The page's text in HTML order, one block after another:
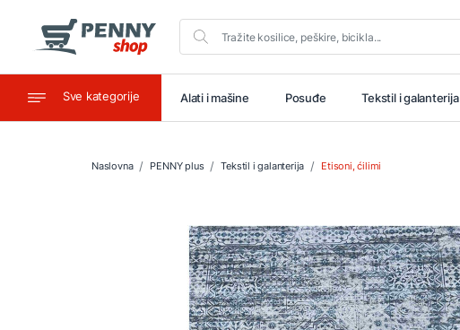
Sve kategorije
Ugostiteljstvo Alati i mašine Posuđe Tekstil i galanterija
Naslovna PENNY plus Tekstil i galanterija Etisoni, ćilimi